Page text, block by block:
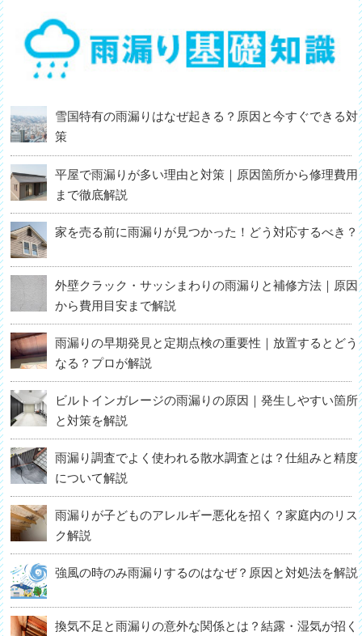
雪国特有の雨漏りはなぜ起きる？原因と今すぐできる対
策
平屋で雨漏りが多い理由と対策｜原因箇所から修理費用
まで徹底解説
家を売る前に雨漏りが見つかった！どう対応するべき？
外壁クラック・サッシまわりの雨漏りと補修方法｜原因
から費用目安まで解説
雨漏りの早期発見と定期点検の重要性｜放置するとどう
なる？プロが解説
ビルトインガレージの雨漏りの原因｜発生しやすい箇所
と対策を解説
雨漏り調査でよく使われる散水調査とは？仕組みと精度
について解説
雨漏りが子どものアレルギー悪化を招く？家庭内のリス
ク解説
強風の時のみ雨漏りするのはなぜ？原因と対処法を解説
換気不足と雨漏りの意外な関係とは？結露・湿気が招く